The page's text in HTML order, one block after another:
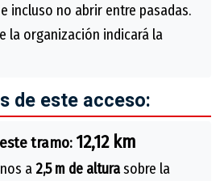
incluso no abrir entre pasadas.
la organización indicará la
de este acceso:
tramo: 12,12 km
a2,5 m de alturasobre la